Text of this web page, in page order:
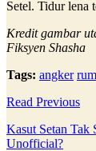
Setel. Tidur lena
Kredit gambar
Fiksyen Shasha
Tags: angker
Read Previous
Kasut Setan Tak
Unofficial?